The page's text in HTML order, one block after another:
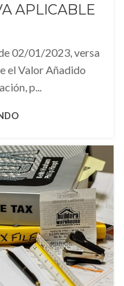
APLICABLE
02/01/2023, versa
el Valor Añadido
p...